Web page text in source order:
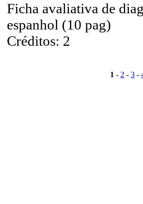
Ficha avaliativa de
espanhol (10 pag)
Créditos: 2
1 - 2 - 3 -